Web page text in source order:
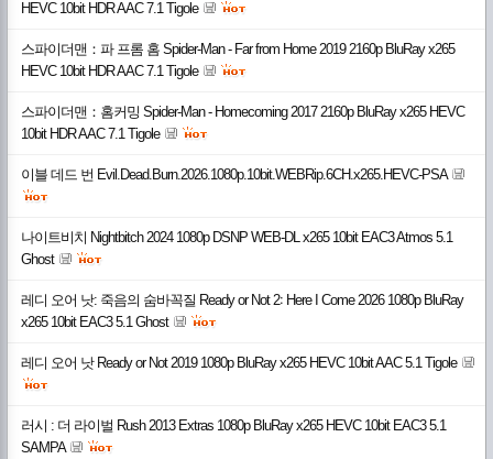
HEVC 10bit HDR AAC 7.1 Tigole
스파이더맨：파 프롬 홈 Spider-Man - Far from Home 2019 2160p BluRay x265
HEVC 10bit HDR AAC 7.1 Tigole
스파이더맨：홈커밍 Spider-Man - Homecoming 2017 2160p BluRay x265 HEVC
10bit HDR AAC 7.1 Tigole
이블 데드 번 Evil.Dead.Burn.2026.1080p.10bit.WEBRip.6CH.x265.HEVC-PSA
나이트비치 Nightbitch 2024 1080p DSNP WEB-DL x265 10bit EAC3 Atmos 5.1
Ghost
레디 오어 낫: 죽음의 숨바꼭질 Ready or Not 2꞉ Here I Come 2026 1080p BluRay
x265 10bit EAC3 5.1 Ghost
레디 오어 낫 Ready or Not 2019 1080p BluRay x265 HEVC 10bit AAC 5.1 Tigole
러시 : 더 라이벌 Rush 2013 Extras 1080p BluRay x265 HEVC 10bit EAC3 5.1
SAMPA